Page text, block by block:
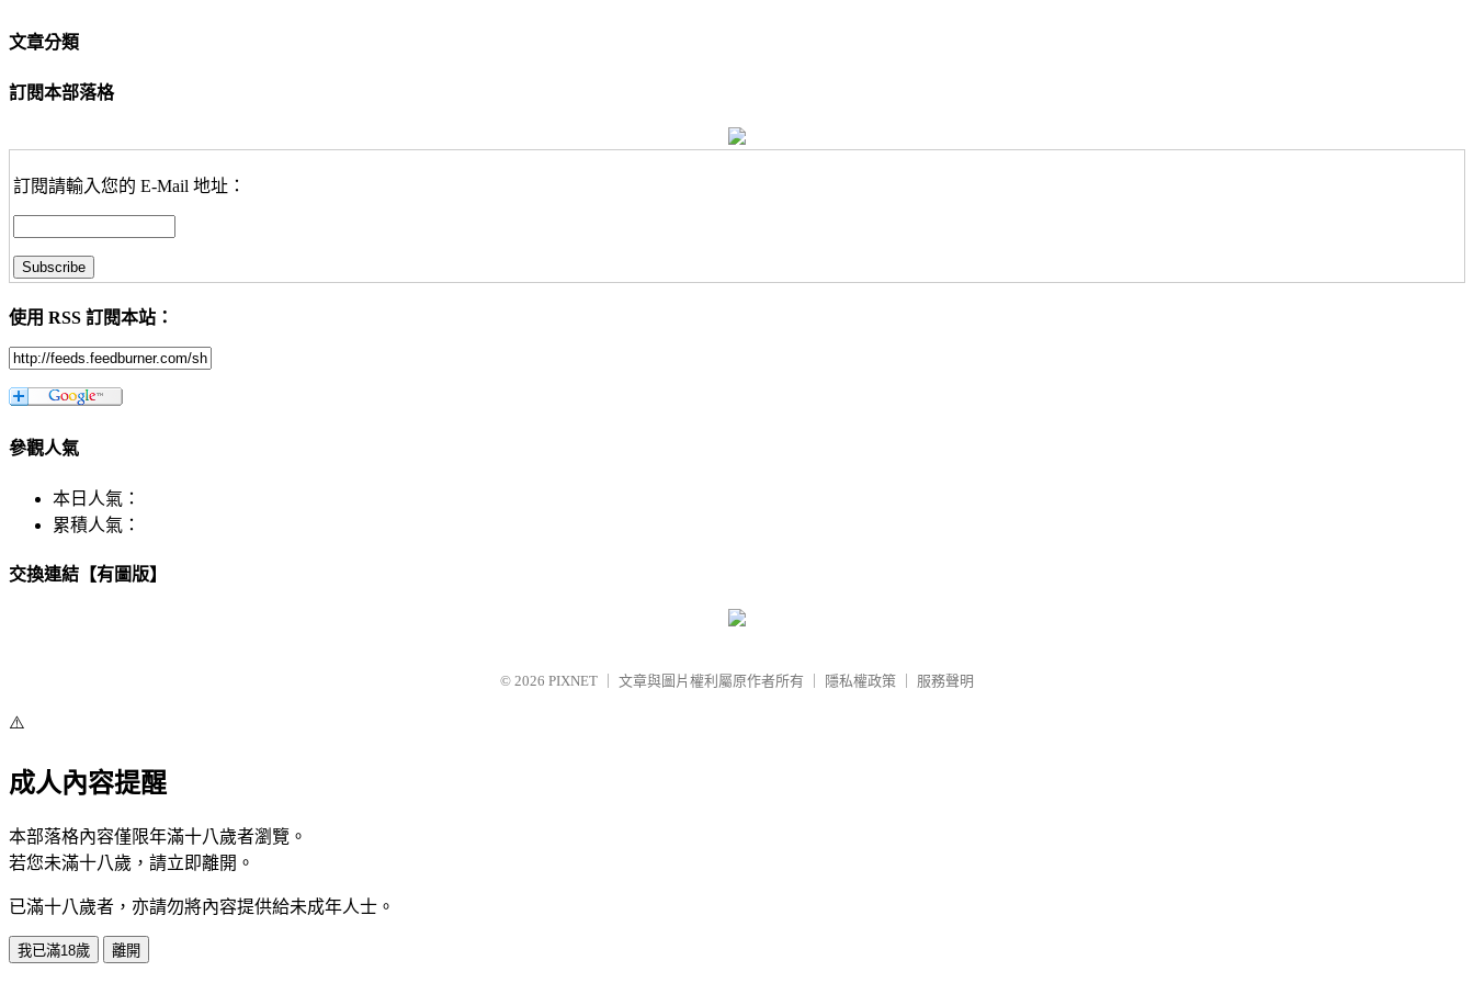
文章分類
訂閱本部落格
訂閱請輸入您的 E-Mail 地址：
使用 RSS 訂閱本站：
參觀人氣
本日人氣：
累積人氣：
交換連結【有圖版】
© 2026 PIXNET 文章與圖片權利屬原作者所有 隱私權政策 服務聲明
⚠️
成人內容提醒
本部落格內容僅限年滿十八歲者瀏覽。
若您未滿十八歲，請立即離開。
已滿十八歲者，亦請勿將內容提供給未成年人士。
我已滿18歲 離開